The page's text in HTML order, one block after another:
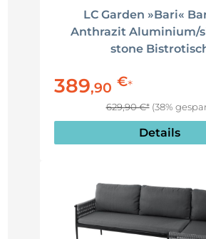
LC Garden »Bari«
Anthrazit Aluminium/
stone
389,90 €*
629,90 €* (38%
Details